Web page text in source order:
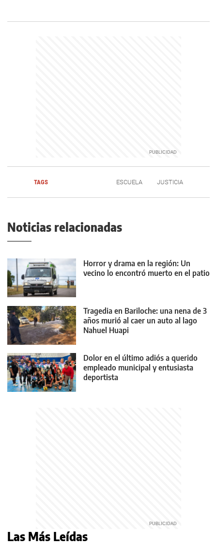
TAGS ESCUELA JUSTICIA
Noticias relacionadas
Horror y drama en la región: Un
vecino lo encontró muerto en el patio
Tragedia en Bariloche: una nena de 3
años murió al caer un auto al lago
Nahuel Huapi
Dolor en el último adiós a querido
empleado municipal y entusiasta
deportista
Las Más Leídas